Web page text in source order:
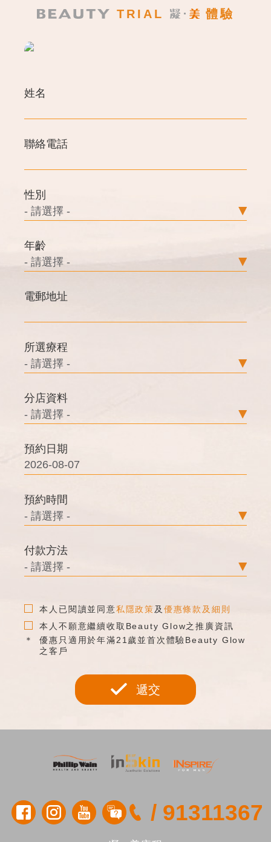
TRIAL 體驗
姓名
聯絡電話
性別
年齡
電郵地址
所選療程
分店資料
預約日期
預約時間
付款方法
本人已閱讀並同意私隱政策及 優惠條款及細則
本人不願意繼續收取Beauty Glow之推廣資訊
優惠只適用於年滿21歲並首次體驗Beauty Glow
之客戶
遞交
/ 91311367